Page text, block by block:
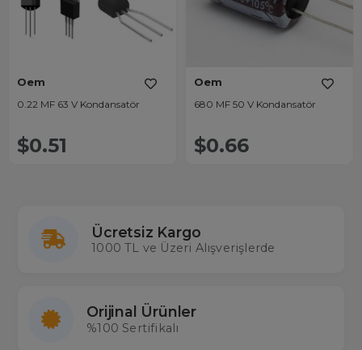
Oem
0.22 MF 63 V Kondansatör
$0.51
Oem
680 MF 50 V Kondansatör
$0.66
Ücretsiz Kargo
1000 TL ve Üzeri Alışverişlerde
Orijinal Ürünler
%100 Sertifikalı